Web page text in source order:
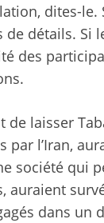
dites-le.
détails. Si
des
laisser
l’Iran,
société qui
dans